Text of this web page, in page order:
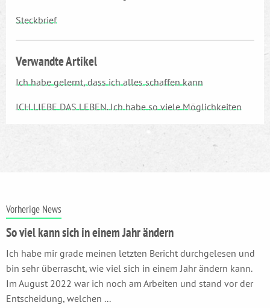
Steckbrief
Verwandte Artikel
Ich habe gelernt, dass ich alles schaffen kann
ICH LIEBE DAS LEBEN. Ich habe so viele Möglichkeiten
Vorherige News
So viel kann sich in einem Jahr ändern
Ich habe mir grade meinen letzten Bericht durchgelesen und
bin sehr überrascht, wie viel sich in einem Jahr ändern kann.
Im August 2022 war ich noch am Arbeiten und stand vor der
Entscheidung, welchen ...